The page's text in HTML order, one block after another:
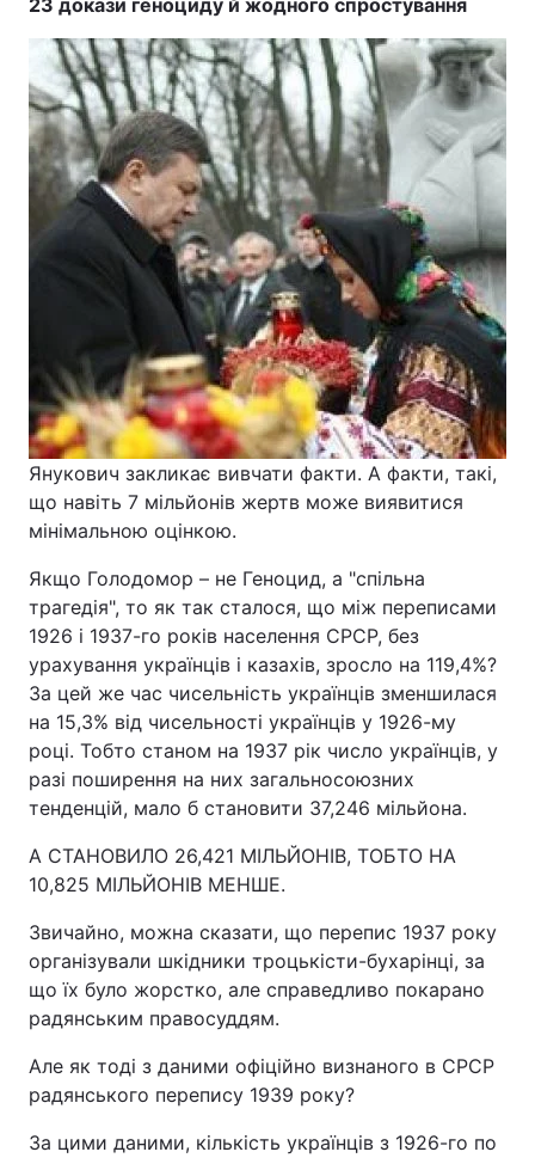
23 докази геноциду й жодного спростування
Янукович закликає вивчати факти. А факти, такі,
що навіть 7 мільйонів жертв може виявитися
мінімальною оцінкою.
Якщо Голодомор – не Геноцид, а "спільна
трагедія", то як так сталося, що між переписами
1926 і 1937-го років населення СРСР, без
урахування українців і казахів, зросло на 119,4%?
За цей же час чисельність українців зменшилася
на 15,3% від чисельності українців у 1926-му
році. Тобто станом на 1937 рік число українців, у
разі поширення на них загальносоюзних
тенденцій, мало б становити 37,246 мільйона.
А СТАНОВИЛО 26,421 МІЛЬЙОНІВ, ТОБТО НА
10,825 МІЛЬЙОНІВ МЕНШЕ.
Звичайно, можна сказати, що перепис 1937 року
організували шкідники троцькісти-бухарінці, за
що їх було жорстко, але справедливо покарано
радянським правосуддям.
Але як тоді з даними офіційно визнаного в СРСР
радянського перепису 1939 року?
За цими даними, кількість українців з 1926-го по